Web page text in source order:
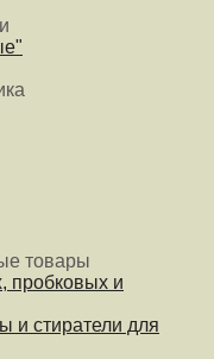
товары
пробковых и
и стиратели для